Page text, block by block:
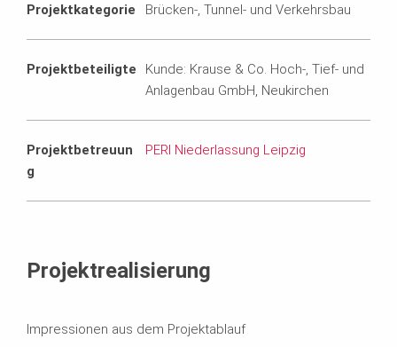
Projektkategorie Brücken-, Tunnel- und Verkehrsbau
Projektbeteiligte
Kunde: Krause & Co. Hoch-, Tief- und
Anlagenbau GmbH, Neukirchen
Projektbetreuun
g
PERI Niederlassung Leipzig
Projektrealisierung
Impressionen aus dem Projektablauf